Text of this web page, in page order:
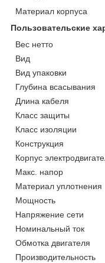
Материал корпуса
Пользовательские
Вес нетто
Вид
Вид упаковки
Глубина всасывания
Длина кабеля
Класс защиты
Класс изоляции
Конструкция
Корпус
Макс. напор
Материал уплотнения
Мощность
Напряжение сети
Номинальный ток
Обмотка двигателя
Производительность